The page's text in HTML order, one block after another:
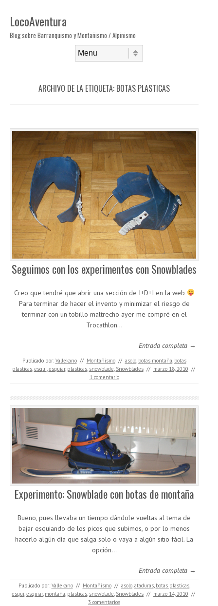
LocoAventura
Blog sobre Barranquismo y Montañismo / Alpinismo
ARCHIVO DE LA ETIQUETA: BOTAS PLASTICAS
Seguimos con los experimentos con Snowblades
Creo que tendré que abrir una sección de I+D+I en la web
Para terminar de hacer el invento y minimizar el riesgo de
terminar con un tobillo maltrecho ayer me compré en el
Trocathlon…
Entrada completa →
Publicado por: Vallekano // Montañismo // asolo, botas montaña botas
plasticas, esqui esquiar, plasticas, snowblade Snowblades // marzo 18, 2010 //
1 comentario
Experimento: Snowblade con botas de montaña
Bueno, pues llevaba un tiempo dándole vueltas al tema de
bajar esquiando de los picos que subimos, o por lo menos
hacerlo algún día que salga solo o vaya a algún sitio fácil. La
opción…
Entrada completa →
Publicado por: Vallekano // Montañismo // asolo,ataduras, botas plasticas,
esqui,esquiar, montaña, plasticas, snowblade, Snowblades // marzo 14, 2010 //
3 comentarios